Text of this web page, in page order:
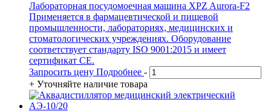
Лабораторная посудомоечная машина XPZ Aurora-F2
Применяется в фармацевтической и пищевой
промышленности, лабораториях, медицинских и
стоматологических учреждениях. Оборудование
соответствует стандарту ISO 9001:2015 и имеет
сертификат CE.
Запросить цену Подробнее -
+ Уточняйте наличие товара